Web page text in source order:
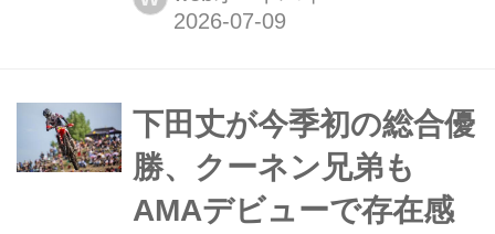
MXパークで、2026 AMAプロモトクロ
催される伝統のレッドバッド大会。大
会前夜に激しい雨に降られたが、当日
は晴天。決勝レースが始まる頃にはベ
ストコンディションと...
下田丈が今季初の総合優
勝、クーネン兄弟も
AMAデビューで存在感